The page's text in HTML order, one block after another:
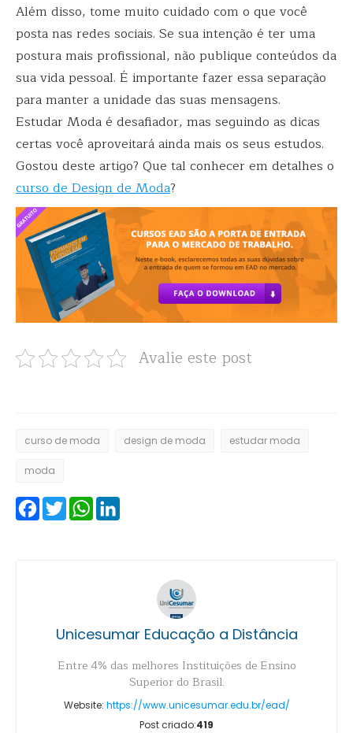
Além disso, tome muito cuidado com o que você
posta nas redes sociais. Se sua intenção é ter uma
postura mais profissional, não publique conteúdos da
sua vida pessoal. É importante fazer essa separação
para manter a unidade das suas mensagens.
Estudar Moda é desafiador, mas seguindo as dicas
certas você aproveitará ainda mais os seus estudos.
Gostou deste artigo? Que tal conhecer em detalhes o
curso de Design de Moda?
Avalie este post
curso de moda design de moda estudar moda
moda
FacebookTwitterWhatsApp
Unicesumar Educação a Distância
Entre 4% das melhores Instituições de Ensino
Superior do Brasil.
Website: https://www.unicesumar.edu.br/ead/
Post criado:419